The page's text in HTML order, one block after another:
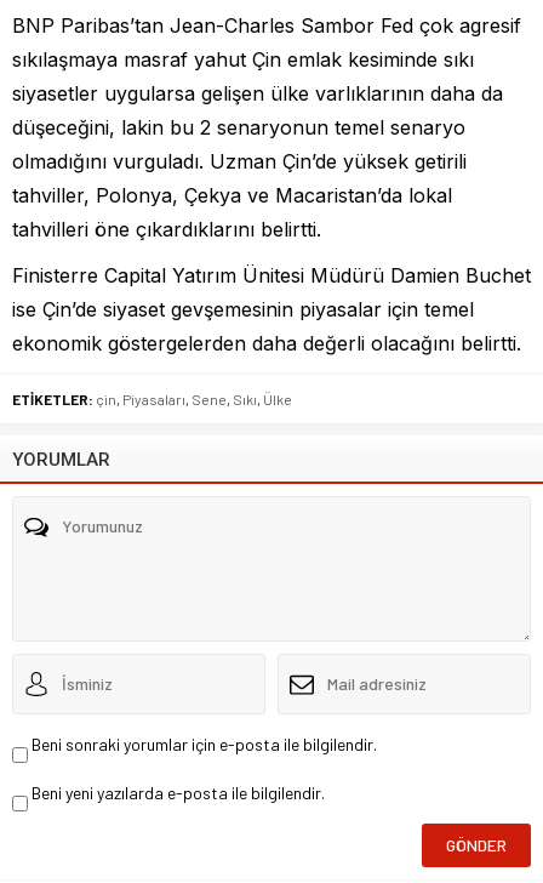
BNP Paribas’tan Jean-Charles Sambor Fed çok agresif
sıkılaşmaya masraf yahut Çin emlak kesiminde sıkı
siyasetler uygularsa gelişen ülke varlıklarının daha da
düşeceğini, lakin bu 2 senaryonun temel senaryo
olmadığını vurguladı. Uzman Çin’de yüksek getirili
tahviller, Polonya, Çekya ve Macaristan’da lokal
tahvilleri öne çıkardıklarını belirtti.
Finisterre Capital Yatırım Ünitesi Müdürü Damien Buchet
ise Çin’de siyaset gevşemesinin piyasalar için temel
ekonomik göstergelerden daha değerli olacağını belirtti.
ETİKETLER: çin Piyasaları Sene Sıkı Ülke
YORUMLAR
Beni sonraki yorumlar için e-posta ile bilgilendir.
Beni yeni yazılarda e-posta ile bilgilendir.